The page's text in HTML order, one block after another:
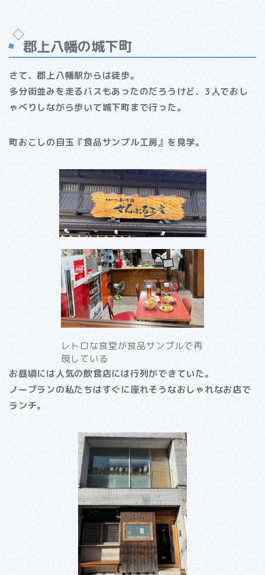
郡上八幡の城下町
さて、郡上八幡駅からは徒歩。
多分街並みを走るバスもあったのだろうけど、3人でおし
ゃべりしながら歩いて城下町まで行った。
町おこしの目玉『食品サンプル工房』を見学。
レトロな食堂が食品サンプルで再
現している
お昼頃には人気の飲食店には行列ができていた。
ノープランの私たちはすぐに座れそうなおしゃれなお店で
ランチ。